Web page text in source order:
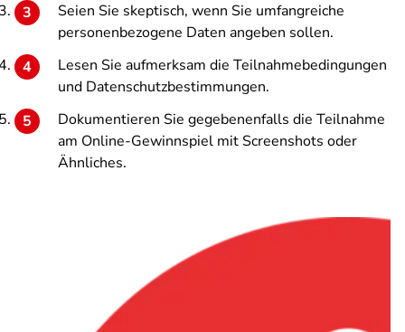
Seien Sie skeptisch, wenn Sie umfangreiche
personenbezogene Daten angeben sollen.
Lesen Sie aufmerksam die Teilnahmebedingungen
und Datenschutzbestimmungen.
Dokumentieren Sie gegebenenfalls die Teilnahme
am Online-Gewinnspiel mit Screenshots oder
Ähnliches.